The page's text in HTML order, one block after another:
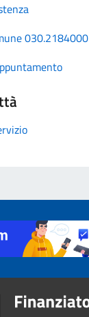
030.2184000